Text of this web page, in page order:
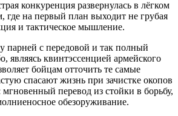
конкуренция развернулась в лёгком
где на первый план выходит не грубая
и тактическое мышление.
парней с передовой и так полный
являясь квинтэссенцией армейского
бойцам отточить те самые
спасают жизнь при зачистке окопов
перевод из стойки в борьбу,
обезоруживание.